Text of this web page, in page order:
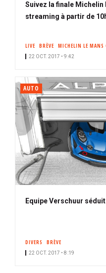
Suivez la finale Michelin
streaming à partir de
LIVE BRÈVE MICHELIN LE MANS
22 OCT. 2017 • 9:42
AUTO
Equipe Verschuur
DIVERS BRÈVE
22 OCT. 2017 • 8:19